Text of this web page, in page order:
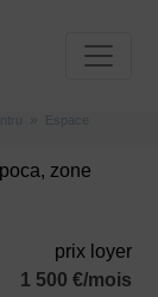
Espace
zone
prix ​​loyer
1 500 €/mois